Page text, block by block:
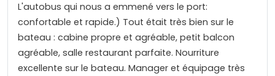
L'autobus qui nous a emmené vers le port:
confortable et rapide.) Tout était très bien sur le
bateau : cabine propre et agréable, petit balcon
agréable, salle restaurant parfaite. Nourriture
excellente sur le bateau. Manager et équipage très